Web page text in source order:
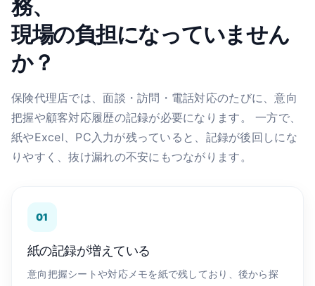
務、
現場の負担になっていません
か？
保険代理店では、面談・訪問・電話対応のたびに、意向
把握や顧客対応履歴の記録が必要になります。 一方で、
紙やExcel、PC入力が残っていると、記録が後回しにな
りやすく、抜け漏れの不安にもつながります。
01
紙の記録が増えている
意向把握シートや対応メモを紙で残しており、後から探